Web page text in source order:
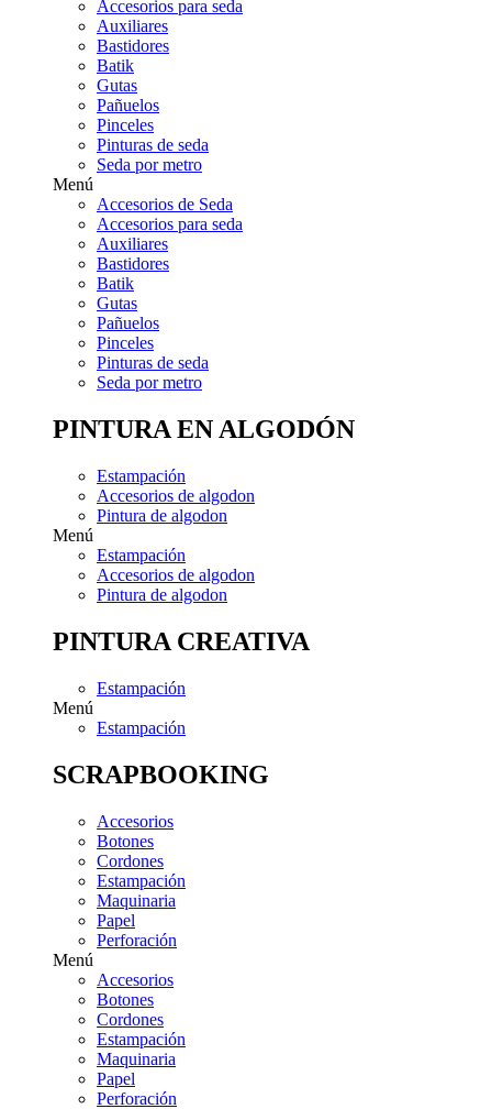
Accesorios para seda
Auxiliares
Bastidores
Batik
Gutas
Pañuelos
Pinceles
Pinturas de seda
Seda por metro
Menú
Accesorios de Seda
Accesorios para seda
Auxiliares
Bastidores
Batik
Gutas
Pañuelos
Pinceles
Pinturas de seda
Seda por metro
PINTURA EN ALGODÓN
Estampación
Accesorios de algodon
Pintura de algodon
Menú
Estampación
Accesorios de algodon
Pintura de algodon
PINTURA CREATIVA
Estampación
Menú
Estampación
SCRAPBOOKING
Accesorios
Botones
Cordones
Estampación
Maquinaria
Papel
Perforación
Menú
Accesorios
Botones
Cordones
Estampación
Maquinaria
Papel
Perforación